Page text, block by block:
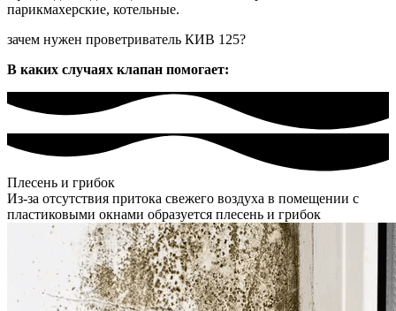
парикмахерские, котельные.
зачем нужен проветриватель КИВ 125?
В каких случаях клапан помогает:
Плесень и грибок
Из-за отсутствия притока свежего воздуха в помещении с
пластиковыми окнами образуется плесень и грибок